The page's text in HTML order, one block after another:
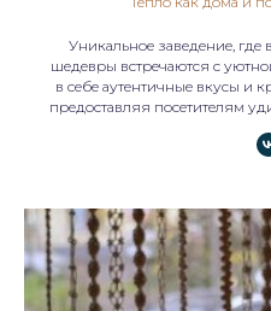
Уникальное заведение, где
шедевры встречаются с
в себе аутентичные вкусы и
предоставляя посетителям